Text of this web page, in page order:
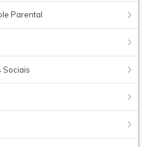
Parental
Sociais